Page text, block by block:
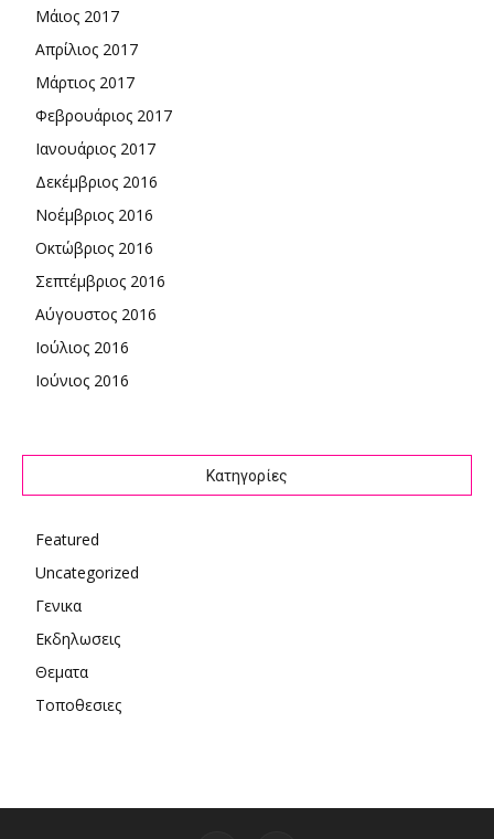
Μάιος 2017
Απρίλιος 2017
Μάρτιος 2017
Φεβρουάριος 2017
Ιανουάριος 2017
Δεκέμβριος 2016
Νοέμβριος 2016
Οκτώβριος 2016
Σεπτέμβριος 2016
Αύγουστος 2016
Ιούλιος 2016
Ιούνιος 2016
Kατηγορίες
Featured
Uncategorized
Γενικα
Εκδηλωσεις
Θεματα
Τοποθεσιες